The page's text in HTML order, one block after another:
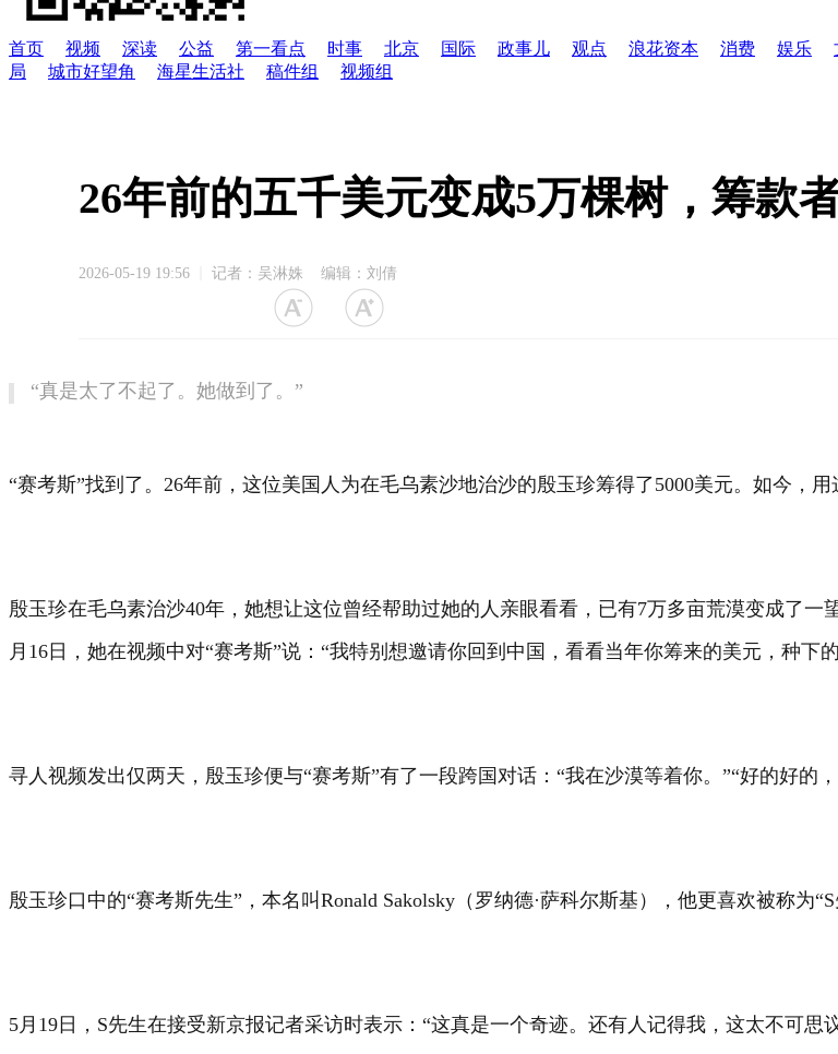
首页 视频 深读 公益 第一看点 时事 北京 国际 政事儿 观点 浪花资本 消费 娱乐
局
城市好望角 海星生活社 稿件组 视频组
26年前的五千美元变成5万棵树，筹款
2026-05-19 19:56 记者：吴淋姝 编辑：刘倩
“真是太了不起了。她做到了。”
“赛考斯”找到了。26年前，这位美国人为在毛乌素沙地治沙的殷玉珍筹得了5000美元。如今，用
殷玉珍在毛乌素治沙40年，她想让这位曾经帮助过她的人亲眼看看，已有7万多亩荒漠变成了
月16日，她在视频中对“赛考斯”说：“我特别想邀请你回到中国，看看当年你筹来的美元，种下
寻人视频发出仅两天，殷玉珍便与“赛考斯”有了一段跨国对话：“我在沙漠等着你。”“好的好的
殷玉珍口中的“赛考斯先生”，本名叫Ronald Sakolsky（罗纳德·萨科尔斯基），他更喜欢被称为“S
5月19日，S先生在接受新京报记者采访时表示：“这真是一个奇迹。还有人记得我，这太不可